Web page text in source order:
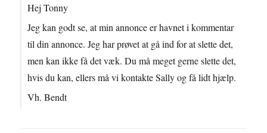
Hej Tonny
Jeg kan godt se, at min annonce er havnet i kommentar
til din annonce. Jeg har prøvet at gå ind for at slette det,
men kan ikke få det væk. Du må meget gerne slette det,
hvis du kan, ellers må vi kontakte Sally og få lidt hjælp.
Vh. Bendt